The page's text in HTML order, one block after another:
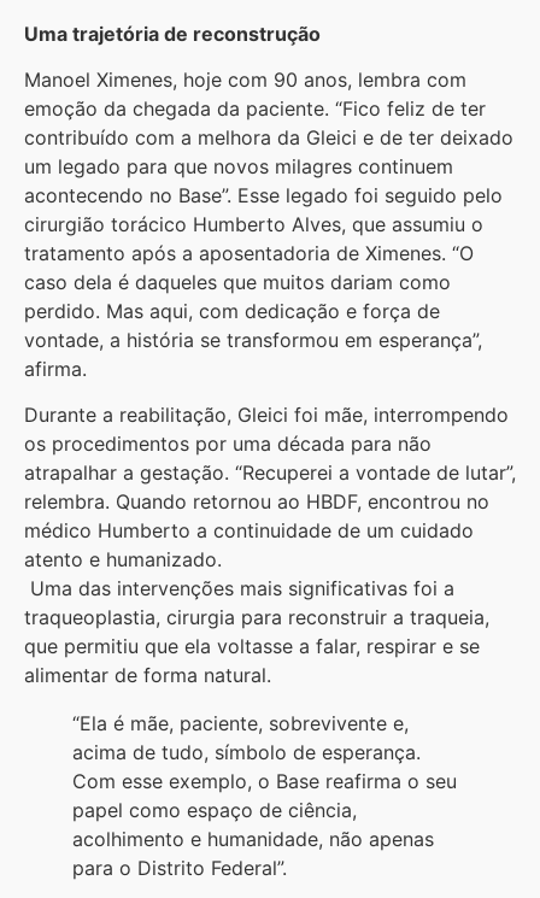
Uma trajetória de reconstrução
Manoel Ximenes, hoje com 90 anos, lembra com
emoção da chegada da paciente. “Fico feliz de ter
contribuído com a melhora da Gleici e de ter deixado
um legado para que novos milagres continuem
acontecendo no Base”. Esse legado foi seguido pelo
cirurgião torácico Humberto Alves, que assumiu o
tratamento após a aposentadoria de Ximenes. “O
caso dela é daqueles que muitos dariam como
perdido. Mas aqui, com dedicação e força de
vontade, a história se transformou em esperança”,
afirma.
Durante a reabilitação, Gleici foi mãe, interrompendo
os procedimentos por uma década para não
atrapalhar a gestação. “Recuperei a vontade de lutar”,
relembra. Quando retornou ao HBDF, encontrou no
médico Humberto a continuidade de um cuidado
atento e humanizado.
Uma das intervenções mais significativas foi a
traqueoplastia, cirurgia para reconstruir a traqueia,
que permitiu que ela voltasse a falar, respirar e se
alimentar de forma natural.
“Ela é mãe, paciente, sobrevivente e,
acima de tudo, símbolo de esperança.
Com esse exemplo, o Base reafirma o seu
papel como espaço de ciência,
acolhimento e humanidade, não apenas
para o Distrito Federal”.